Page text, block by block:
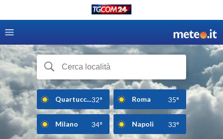
Quartucc...32° Roma 35°
Milano 34° Napoli 33°